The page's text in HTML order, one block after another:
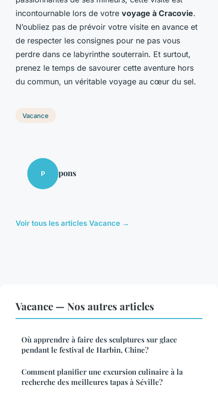
incontournable lors de votre voyage à Cracovie.
N’oubliez pas de prévoir votre visite en avance et
de respecter les consignes pour ne pas vous
perdre dans ce labyrinthe souterrain. Et surtout,
prenez le temps de savourer cette aventure hors
du commun, un véritable voyage au cœur du sel.
Vacance
P pons
Voir tous les articles Vacance →
Vacance — Nos autres articles
Où apprendre à faire des sculptures sur glace
pendant le festival de Harbin, Chine?
Comment planifier une excursion culinaire à la
recherche des meilleures tapas à Séville?